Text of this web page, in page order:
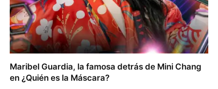
Maribel Guardia, la famosa detrás de Mini Chang
en ¿Quién es la Máscara?